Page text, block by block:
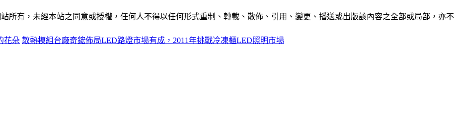
站所有，未經本站之同意或授權，任何人不得以任何形式重制、轉載、散佈、引用、變更、播送或出版該內容之全部或局部，亦不
花朵 散熱模組台廠奇鋐佈局LED路燈市場有成，2011年挑戰冷凍櫃LED照明市場